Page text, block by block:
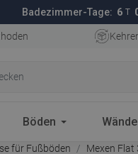
Badezimmer-Tage: 6 T
Böden Wände
für Fußböden Mexen Flat